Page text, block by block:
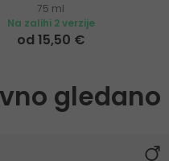
75 ml
Na zalihi 2 verzije
od 15,50 €
gledano